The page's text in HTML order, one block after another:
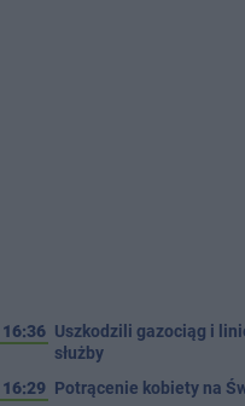
16:36 Uszkodzili gazociąg i
służby
16:29 Potrącenie kobiety na